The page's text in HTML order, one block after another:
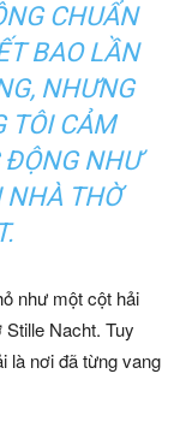
CHUẨN
BAO LẦN
NHƯNG
TÔI CẢM
ĐỘNG NHƯ
NHÀ THỜ
như một cột hải
Nacht. Tuy
là nơi đã từng vang